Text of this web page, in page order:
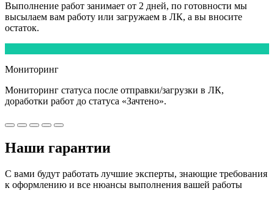
Выполнение работ занимает от 2 дней, по готовности мы
высылаем вам работу или загружаем в ЛК, а вы вносите
остаток.
Мониторинг
Мониторинг статуса после отправки/загрузки в ЛК,
доработки работ до статуса «Зачтено».
Наши гарантии
С вами будут работать лучшие эксперты, знающие требования
к оформлению и все нюансы выполнения вашей работы